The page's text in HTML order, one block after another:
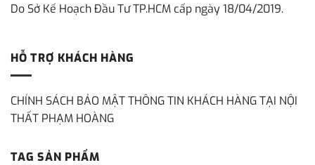
Do Sở Kế Hoạch Đầu Tư TP.HCM cấp ngày 18/04/2019.
HỖ TRỢ KHÁCH HÀNG
CHÍNH SÁCH BẢO MẬT THÔNG TIN KHÁCH HÀNG TẠI NỘI
THẤT PHẠM HOÀNG
TAG SẢN PHẨM